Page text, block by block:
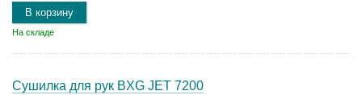
В корзину
На складе
Сушилка для рук BXG JET 7200